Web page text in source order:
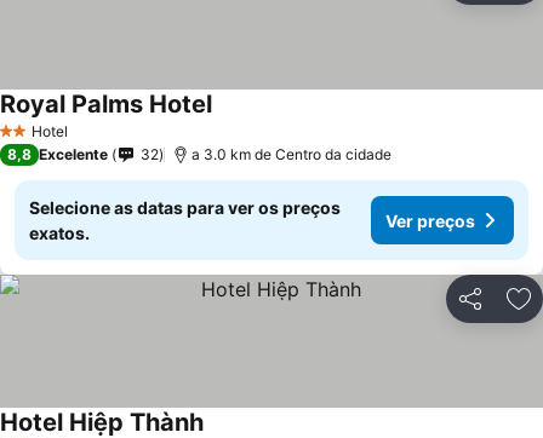
2 Estrelas
Hotel
Royal Palms Hotel
8,8 Excelente 32 a 3.0 km de Centro da cidade
Selecione as datas para ver os preços
exatos.
Ver preços
Partilhar
Hotel Hiệp Thành